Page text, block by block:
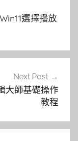
選擇播放
Next Post
大師基礎操作
教程